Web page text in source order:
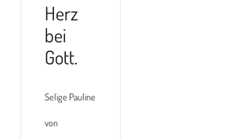
Herz
bei
Gott.
Selige Pauline
von